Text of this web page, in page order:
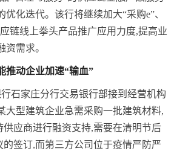
化迭代。该行将继续加大“采购e”、
应链线上拳头产品推广应用力度,提高业
资需求。
推动企业加速“输血”
石家庄分行交易银行部接到经营机构
大型建筑企业急需采购一批建筑材料,
应商进行融资支持,需要在清明节后
签订,而第三方公司位于疫情严防严